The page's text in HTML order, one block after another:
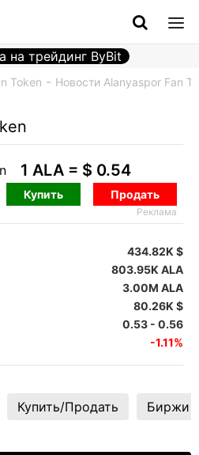
на трейдинг ByBit
Token Новости Alanyaspor Fan
1 ALA = $ 0.54
Купить Продать
Реклама
434.82K $
803.95K ALA
3.00M ALA
80.26K $
0.53 - 0.56
-1.11%
Купить/Продать Биржи